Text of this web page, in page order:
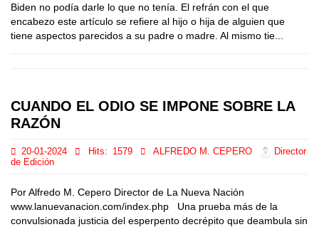
Biden no podía darle lo que no tenía. El refrán con el que
encabezo este artículo se refiere al hijo o hija de alguien que
tiene aspectos parecidos a su padre o madre. Al mismo tie...
CUANDO EL ODIO SE IMPONE SOBRE LA
RAZÓN
20-01-2024 Hits: 1579 ALFREDO M. CEPERO
Director
de Edición
Por Alfredo M. Cepero Director de La Nueva Nación
www.lanuevanacion.com/index.php Una prueba más de la
convulsionada justicia del esperpento decrépito que deambula sin